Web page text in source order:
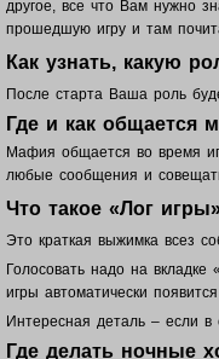
другое, все что Вам нужно
прошедшую игру и там
Как узнать, какую
После старта Ваша роль
Где и как общается
Мафия общается во время
любые сообщения и
Что такое «Лог
Это краткая выжимка всез
Голосовать надо на вкладке
игры автоматически
Интересная деталь – если
Где делать ночные